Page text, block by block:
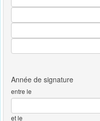
entre le
et le